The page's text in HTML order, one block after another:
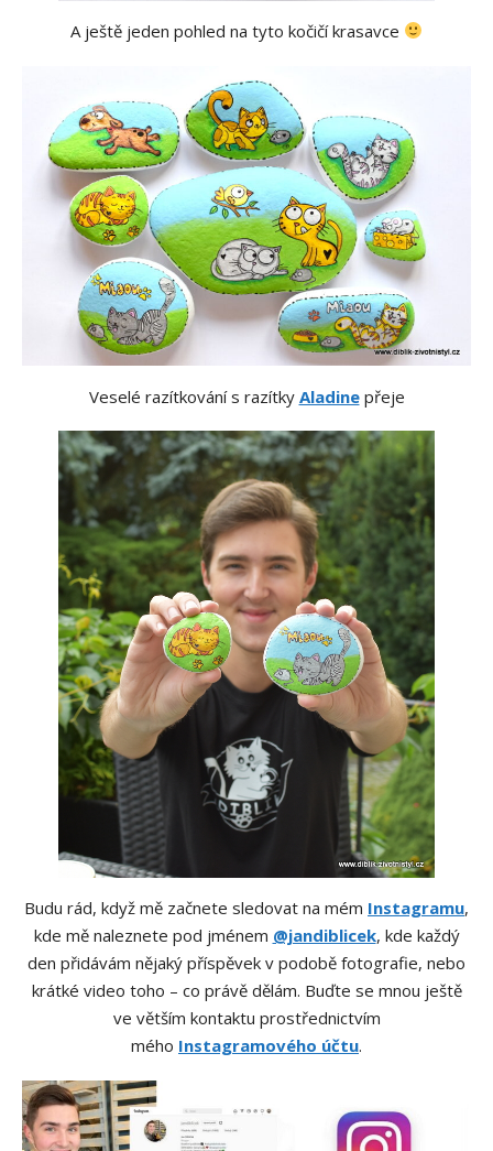
A ještě jeden pohled na tyto kočičí krasavce
Veselé razítkování s razítky Aladinepřeje
Budu rád, když mě začnete sledovat na mém Instagramu,
kde mě naleznete pod jménem @jandiblicek, kde každý
den přidávám nějaký příspěvek v podobě fotografie, nebo
krátké video toho – co právě dělám. Buďte se mnou ještě
ve větším kontaktu prostřednictvím
mého Instagramového účtu.